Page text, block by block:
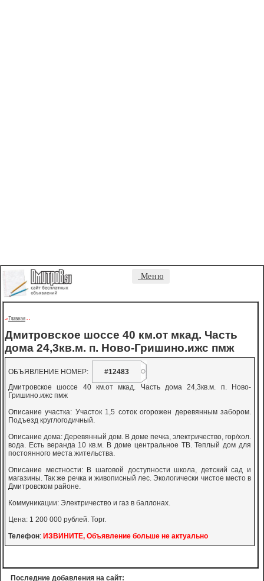
Меню
->Главная - -
Дмитровское шоссе 40 км.от мкад. Часть
дома 24,3кв.м. п. Ново-Гришино.ижс пмж
ОБЪЯВЛЕНИЕ НОМЕР:
#12483
Дмитровское шоссе 40 км.от мкад. Часть дома 24,3кв.м. п. Ново-
Гришино.ижс пмж
Описание участка: Участок 1,5 соток огорожен деревянным забором.
Подъезд круглогодичный.
Описание дома: Деревянный дом. В доме печка, электричество, гор/хол.
вода. Есть веранда 10 кв.м. В доме центральное ТВ. Теплый дом для
постоянного места жительства.
Описание местности: В шаговой доступности школа, детский сад и
магазины. Так же речка и живописный лес. Экологически чистое место в
Дмитровском районе.
Коммуникации: Электричество и газ в баллонах.
Цена: 1 200 000 рублей. Торг.
Телефон: ИЗВИНИТЕ, Объявление больше не актуально
Последние добавления на сайт: